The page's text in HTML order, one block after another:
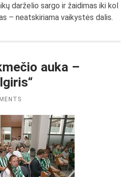
darželio sargo ir žaidimas iki kol
– neatskiriama vaikystės dalis.
auka –